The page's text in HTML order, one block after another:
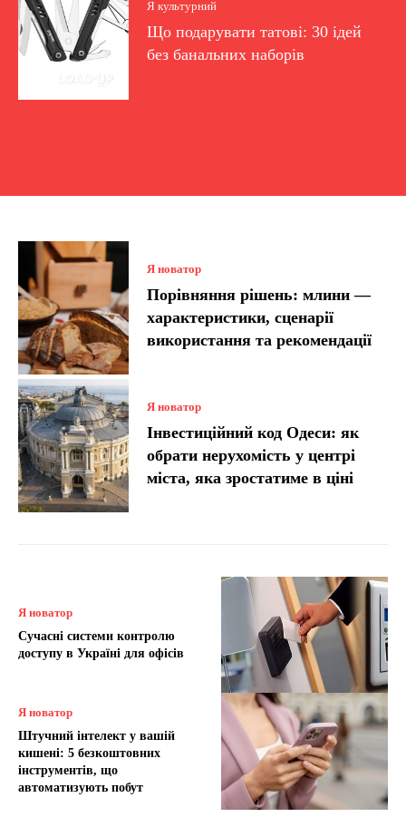
Я культурний
Що подарувати татові: 30 ідей
без банальних наборів
Я новатор
Порівняння рішень: млини —
характеристики, сценарії
використання та рекомендації
Я новатор
Інвестиційний код Одеси: як
обрати нерухомість у центрі
міста, яка зростатиме в ціні
Я новатор
Сучасні системи контролю
доступу в Україні для офісів
Я новатор
Штучний інтелект у вашій
кишені: 5 безкоштовних
інструментів, що
автоматизують побут